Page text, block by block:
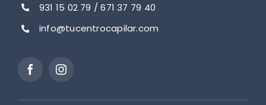
931 15 02 79 / 671 37 79 40
info@tucentrocapilar.com